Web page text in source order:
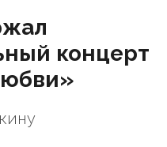
концерт